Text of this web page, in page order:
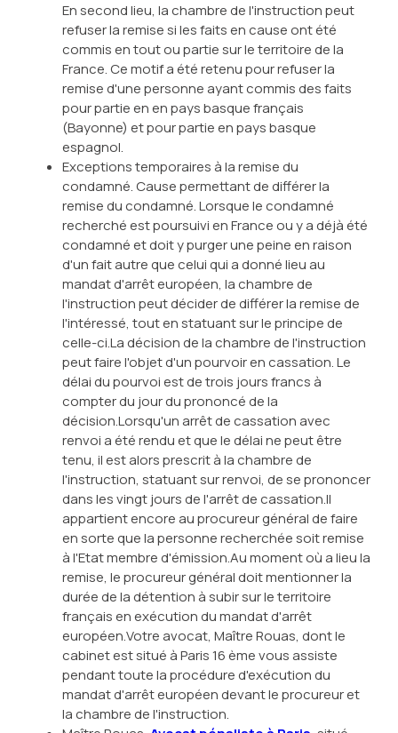
En second lieu, la chambre de l'instruction peut
refuser la remise si les faits en cause ont été
commis en tout ou partie sur le territoire de la
France. Ce motif a été retenu pour refuser la
remise d'une personne ayant commis des faits
pour partie en en pays basque français
(Bayonne) et pour partie en pays basque
espagnol.
Exceptions temporaires à la remise du
condamné. Cause permettant de différer la
remise du condamné. Lorsque le condamné
recherché est poursuivi en France ou y a déjà été
condamné et doit y purger une peine en raison
d'un fait autre que celui qui a donné lieu au
mandat d'arrêt européen, la chambre de
l'instruction peut décider de différer la remise de
l'intéressé, tout en statuant sur le principe de
celle-ci.La décision de la chambre de l'instruction
peut faire l'objet d'un pourvoir en cassation. Le
délai du pourvoi est de trois jours francs à
compter du jour du prononcé de la
décision.Lorsqu'un arrêt de cassation avec
renvoi a été rendu et que le délai ne peut être
tenu, il est alors prescrit à la chambre de
l'instruction, statuant sur renvoi, de se prononcer
dans les vingt jours de l'arrêt de cassation.Il
appartient encore au procureur général de faire
en sorte que la personne recherchée soit remise
à l'Etat membre d'émission.Au moment où a lieu la
remise, le procureur général doit mentionner la
durée de la détention à subir sur le territoire
français en exécution du mandat d'arrêt
européen.Votre avocat, Maître Rouas, dont le
cabinet est situé à Paris 16 ème vous assiste
pendant toute la procédure d'exécution du
mandat d'arrêt européen devant le procureur et
la chambre de l'instruction.